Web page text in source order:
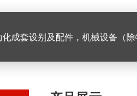
构经营），设计，批发，零售，模具，五金制品，工具加工（限分支机构经营），设计，批发，零售。五金交电，金属材料，金属制品，不锈钢制品，建筑材料，钢材，橡塑制品，环保设备，润滑剂，汽车配件，摩托车配件的批发，零售。（企业经营涉及行政许可的，凭许可证件经营）化成套设别及配件，机械设备（除特种设